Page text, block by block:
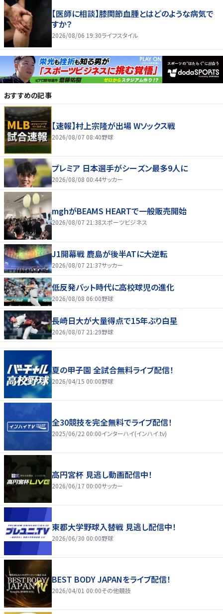
【医師に相談】膝関節血腫とはどのような病気で
すか？
2026/08/06 19:30ライフスタイル
おすすめの記事
【速報】村上宗隆が出場 Wソックス戦
2026/08/07 08:40野球
プレミア 日本選手がシーズン最多9人に
2026/08/08 00:44サッカー
mghがBEAMS HEARTで一般販売開始
2026/08/07 21:38スポーツビジネス
J1開幕戦 鹿島が後半ATに大逆転
2026/08/07 21:37サッカー
低反発バット時代に高校球児の進化
2026/08/08 06:00野球
長崎日大が大量得点で15年ぶり白星
2026/08/07 21:29野球
夏の甲子園 全試合無料ライブ配信！
2026/04/15 00:00野球
全30競技を完全無料でライブ配信！
2025/06/22 00:00インターハイ(インハイ.tv)
高円宮杯 見逃し動画配信中！
2026/06/17 00:00サッカー
東都大学野球入替戦 見逃し配信中！
2026/06/30 00:00野球
BEST BODY JAPANをライブ配信！
2026/04/01 00:00その他競技